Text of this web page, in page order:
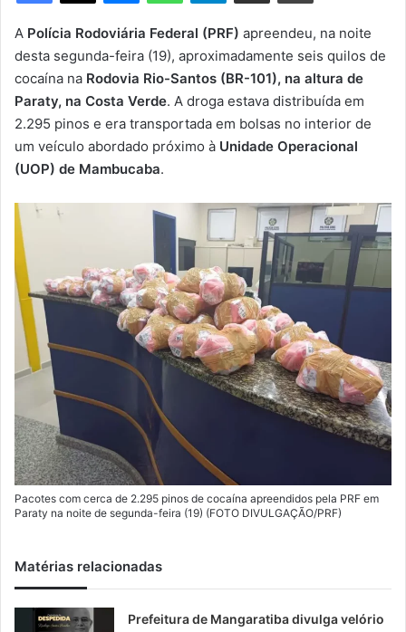
m
e
-
m
a
A Polícia Rodoviária Federal (PRF) apreendeu, na noite
desta segunda-feira (19), aproximadamente seis quilos de
cocaína na Rodovia Rio-Santos (BR-101), na altura de
Paraty, na Costa Verde. A droga estava distribuída em
2.295 pinos e era transportada em bolsas no interior de
um veículo abordado próximo à Unidade Operacional
(UOP) de Mambucaba.
Pacotes com cerca de 2.295 pinos de cocaína apreendidos pela PRF em
Paraty na noite de segunda-feira (19) (FOTO DIVULGAÇÃO/PRF)
Matérias relacionadas
Prefeitura de Mangaratiba divulga velório